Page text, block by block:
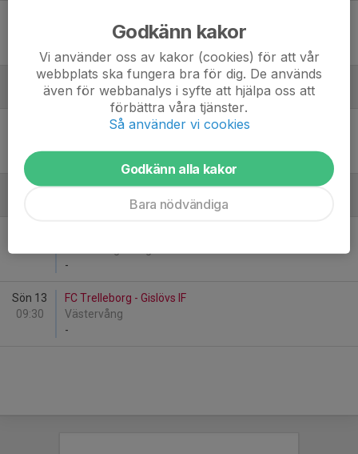
Västervång
September
FC Trelleborg - Anderslövs BoIK
-
Sön 13
09:30
FC Trelleborg - Gislövs IF
Västervång
-
Godkänn kakor
Vi använder oss av kakor (cookies) för att vår
webbplats ska fungera bra för dig. De används
även för webbanalys i syfte att hjälpa oss att
förbättra våra tjänster.
Så använder vi cookies
Godkänn alla kakor
Bara nödvändiga